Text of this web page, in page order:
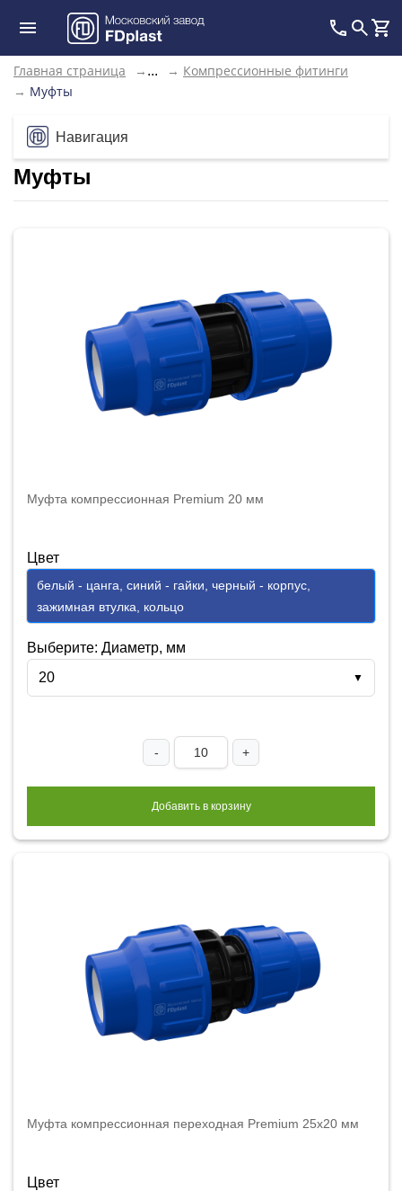
Главная страница → ... → Компрессионные фитинги
→ Муфты
Навигация
Муфты
Муфта компрессионная Premium 20 мм
Цвет
белый - цанга, синий - гайки, черный - корпус,
зажимная втулка, кольцо
Выберите: Диаметр, мм
20
▼
- +
Добавить в корзину
Муфта компрессионная переходная Premium 25x20 мм
Цвет